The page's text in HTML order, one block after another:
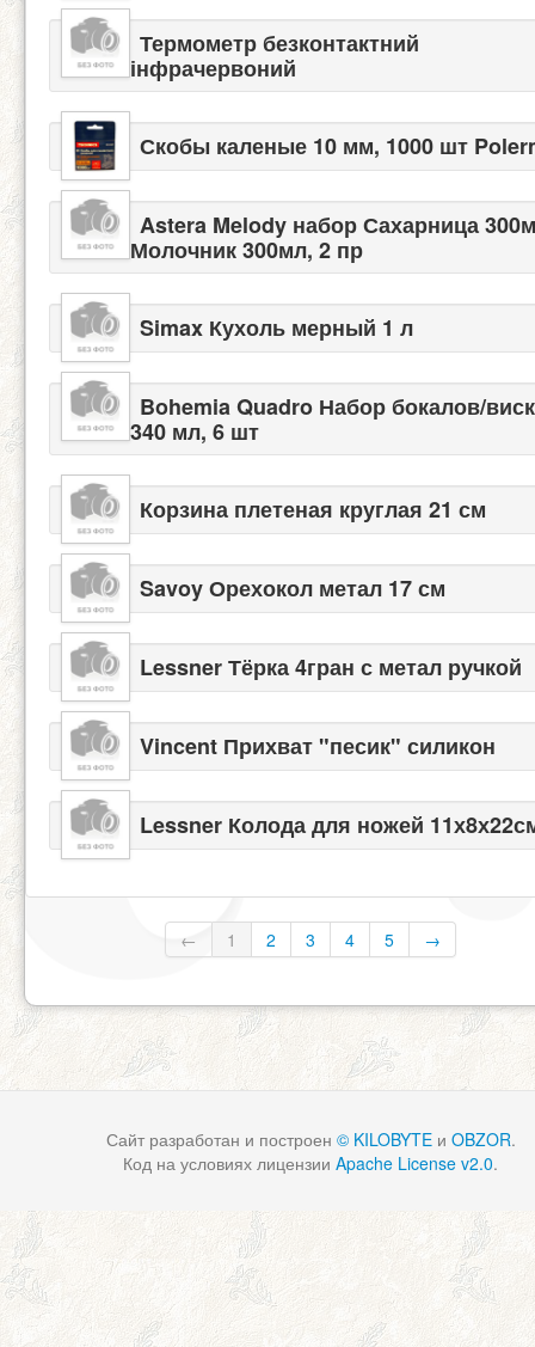
Термометр безконтактний
інфрачервоний
Скобы каленые 10 мм, 1000 шт
Astera Melody набор Сахарница
Молочник 300мл, 2 пр
Simax Кухоль мерный 1 л
Bohemia Quadro Набор бокалов/
340 мл, 6 шт
Корзина плетеная круглая 21 см
Savoy Орехокол метал 17 см
Lessner Тёрка 4гран с метал ручкой
Vincent Прихват "песик" силикон
Lessner Колода для ножей
← 1 2 3 4 5 →
Сайт разработан и построен © KILOBYTEи OBZOR.
Код на условиях лицензии Apache License v2.0.